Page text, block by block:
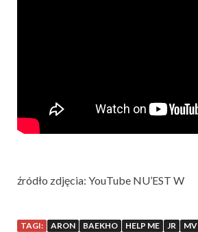
źródło zdjęcia: YouTube NU’EST W
TAGI: ARON BAEKHO HELP ME JR MV